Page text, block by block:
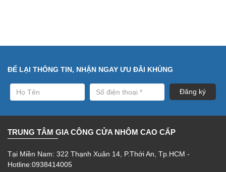
ĐỂ LẠI THÔNG TIN, NHẬN NGAY ƯU ĐÃI KHỦNG
TRUNG TÂM GIA CÔNG CỬA NHÔM CAO CẤP
Tại Miền Nam: 322 Thạnh Xuân 14, P.Thới An, Tp.HCM -
Hotline:0938414005